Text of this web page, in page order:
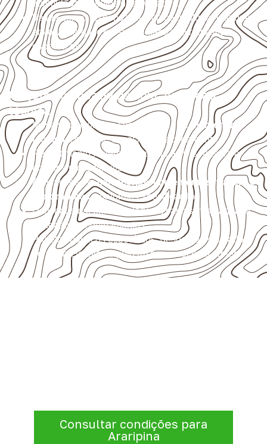
acumulada e apoios desnivelados.
Valide com o responsável técnico qualquer uso que
envolva carga, exposição intensa ou requisitos
específicos.
Projetos compatíveis com avaliação
técnica
Móveis, divisórias e componentes de marcenaria
técnica, conforme exposição e acabamento.
Revestimentos internos, painéis e divisórias para
projetos profissionais.
Aplicações emcarrocerias, implementos, trailers e
motorhomes, conforme especificação.
Uso industrial em embalagens, caixas, montagem e
proteção de equipamentos.
Projetos náuticos específicos, desde que validados
pela ficha técnica e pelo responsável pelo projeto.
Consultar condições para
Araripina